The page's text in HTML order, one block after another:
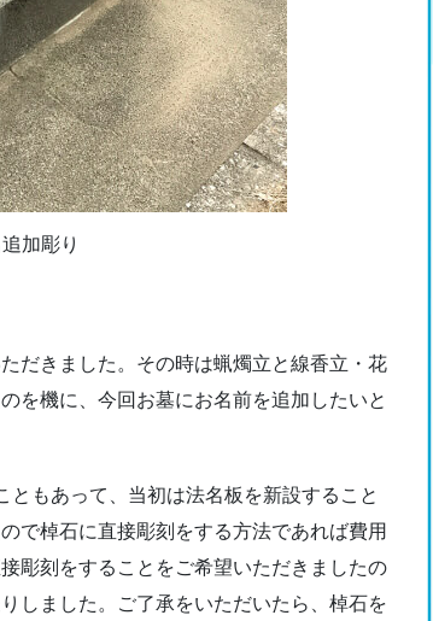
加彫り
だきました。その時は蝋燭立と線香立・花
を機に、今回お墓にお名前を追加したいと
もあって、当初は法名板を新設すること
で棹石に直接彫刻をする方法であれば費用
彫刻をすることをご希望いただきましたの
しました。ご了承をいただいたら、棹石を